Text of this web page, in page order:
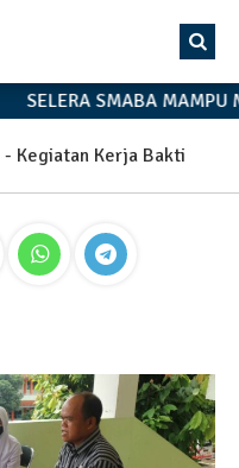
SELERA SMABA MAMPU
- Kegiatan Kerja Bakti